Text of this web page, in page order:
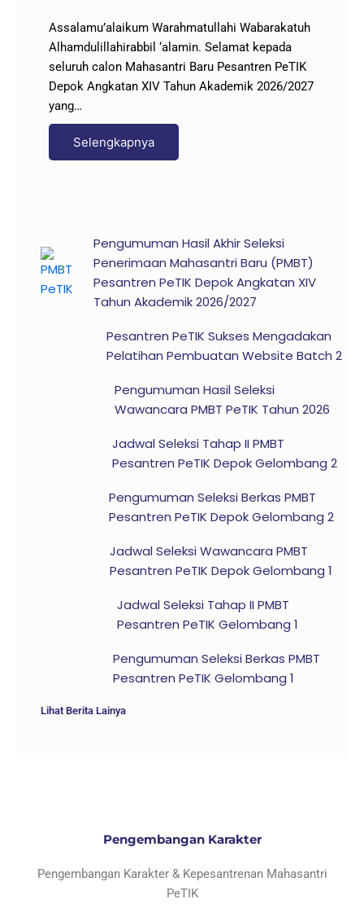
Assalamu’alaikum Warahmatullahi Wabarakatuh
Alhamdulillahirabbil ‘alamin. Selamat kepada
seluruh calon Mahasantri Baru Pesantren PeTIK
Depok Angkatan XIV Tahun Akademik 2026/2027
yang…
Selengkapnya
Pengumuman Hasil Akhir Seleksi
Penerimaan Mahasantri Baru (PMBT)
Pesantren PeTIK Depok Angkatan XIV
Tahun Akademik 2026/2027
Pesantren PeTIK Sukses Mengadakan
Pelatihan Pembuatan Website Batch 2
Pengumuman Hasil Seleksi
Wawancara PMBT PeTIK Tahun 2026
Jadwal Seleksi Tahap II PMBT
Pesantren PeTIK Depok Gelombang 2
Pengumuman Seleksi Berkas PMBT
Pesantren PeTIK Depok Gelombang 2
Jadwal Seleksi Wawancara PMBT
Pesantren PeTIK Depok Gelombang 1
Jadwal Seleksi Tahap II PMBT
Pesantren PeTIK Gelombang 1
Pengumuman Seleksi Berkas PMBT
Pesantren PeTIK Gelombang 1
Lihat Berita Lainya
Pengembangan Karakter
Pengembangan Karakter & Kepesantrenan Mahasantri
PeTIK